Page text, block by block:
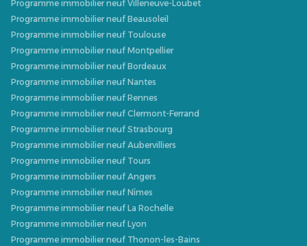
Programme immobilier neuf Villeneuve-Loubet
Programme immobilier neuf Beausoleil
Programme immobilier neuf Toulouse
Programme immobilier neuf Montpellier
Programme immobilier neuf Bordeaux
Programme immobilier neuf Nantes
Programme immobilier neuf Rennes
Programme immobilier neuf Clermont-Ferrand
Programme immobilier neuf Strasbourg
Programme immobilier neuf Aubervilliers
Programme immobilier neuf Tours
Programme immobilier neuf Angers
Programme immobilier neuf Nîmes
Programme immobilier neuf La Rochelle
Programme immobilier neuf Lyon
Programme immobilier neuf Thonon-les-Bains